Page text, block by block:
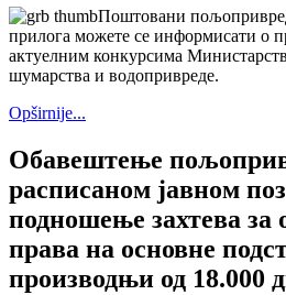
Поштовани
прилога можете се информисати о
актуелним конкурсима
шумарства и водопривреде.
Opširnije...
Обавештење
расписаном јавном
подношење захтева за
права на основне
производњи од 18.000